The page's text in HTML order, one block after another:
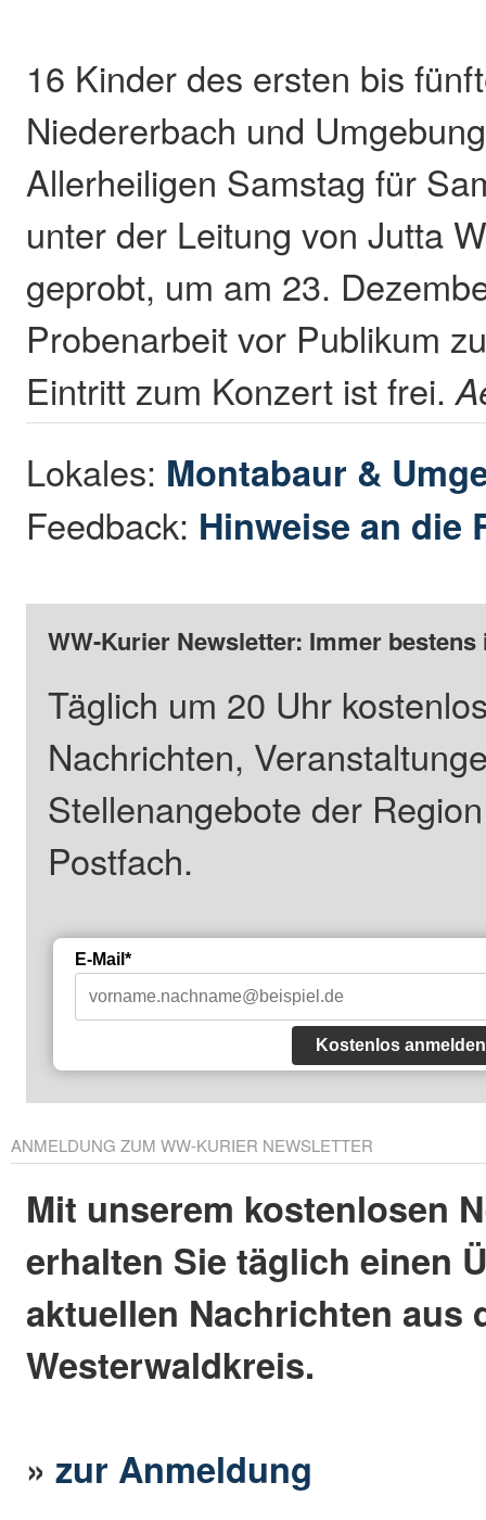
16 Kinder des ersten bis
Niedererbach und
Allerheiligen Samstag für
unter der Leitung von Jutta
geprobt, um am 23.
Probenarbeit vor Publikum
Eintritt zum Konzert ist frei.
Lokales: Montabaur &
Feedback: Hinweise an die
WW-Kurier Newsletter: Immer
Täglich um 20 Uhr
Nachrichten,
Stellenangebote der
Postfach.
E-Mail*
Kostenlos anmelden
ANMELDUNG ZUM WW-KURIER NEWSLETTER
Mit unserem kostenlosen
erhalten Sie täglich einen
aktuellen Nachrichten aus
Westerwaldkreis.
»zur Anmeldung